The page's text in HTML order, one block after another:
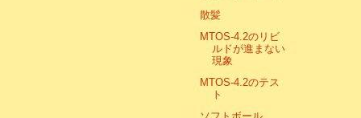
散髪
MTOS-4.2のリビ
ルドが進まない
現象
MTOS-4.2のテス
ト